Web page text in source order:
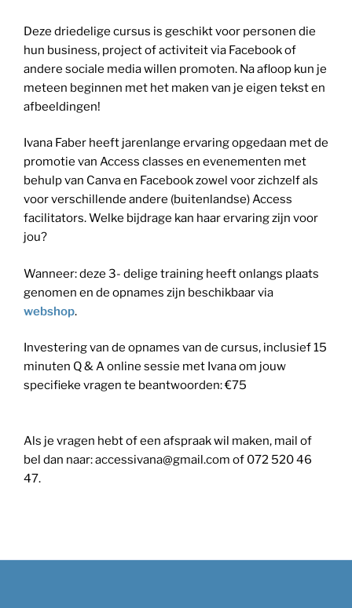
Deze driedelige cursus is geschikt voor personen die
hun business, project of activiteit via Facebook of
andere sociale media willen promoten. Na afloop kun je
meteen beginnen met het maken van je eigen tekst en
afbeeldingen!
Ivana Faber heeft jarenlange ervaring opgedaan met de
promotie van Access classes en evenementen met
behulp van Canva en Facebook zowel voor zichzelf als
voor verschillende andere (buitenlandse) Access
facilitators. Welke bijdrage kan haar ervaring zijn voor
jou?
Wanneer: deze 3- delige training heeft onlangs plaats
genomen en de opnames zijn beschikbaar via
webshop.
Investering van de opnames van de cursus, inclusief 15
minuten Q & A online sessie met Ivana om jouw
specifieke vragen te beantwoorden: €75
Als je vragen hebt of een afspraak wil maken, mail of
bel dan naar: accessivana@gmail.com of 072 520 46
47.